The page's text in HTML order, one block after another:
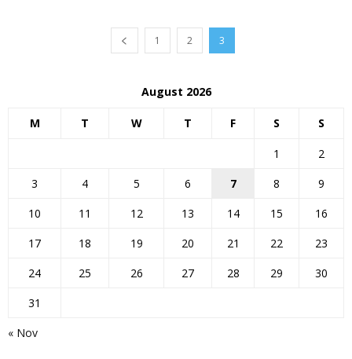
1 2 3
August 2026
M T W T F S S
« Nov
1
2
3
4 5 6 7 8
9
10
11 12 13 14 15
16
17
18 19 20 21 22
23
24
25 26 27 28 29
30
31